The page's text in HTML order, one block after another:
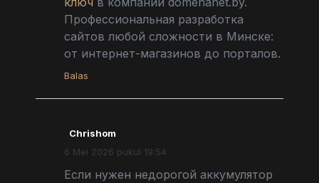
Профессиональная разработка
сайтов любой сложности в Минске:
от интернет-магазинов до порталов.
Balas
Chrishom
6 Mei 2026 pukul 19:54
Если нужен недорогой аккумулятор